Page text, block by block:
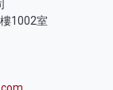
1002室